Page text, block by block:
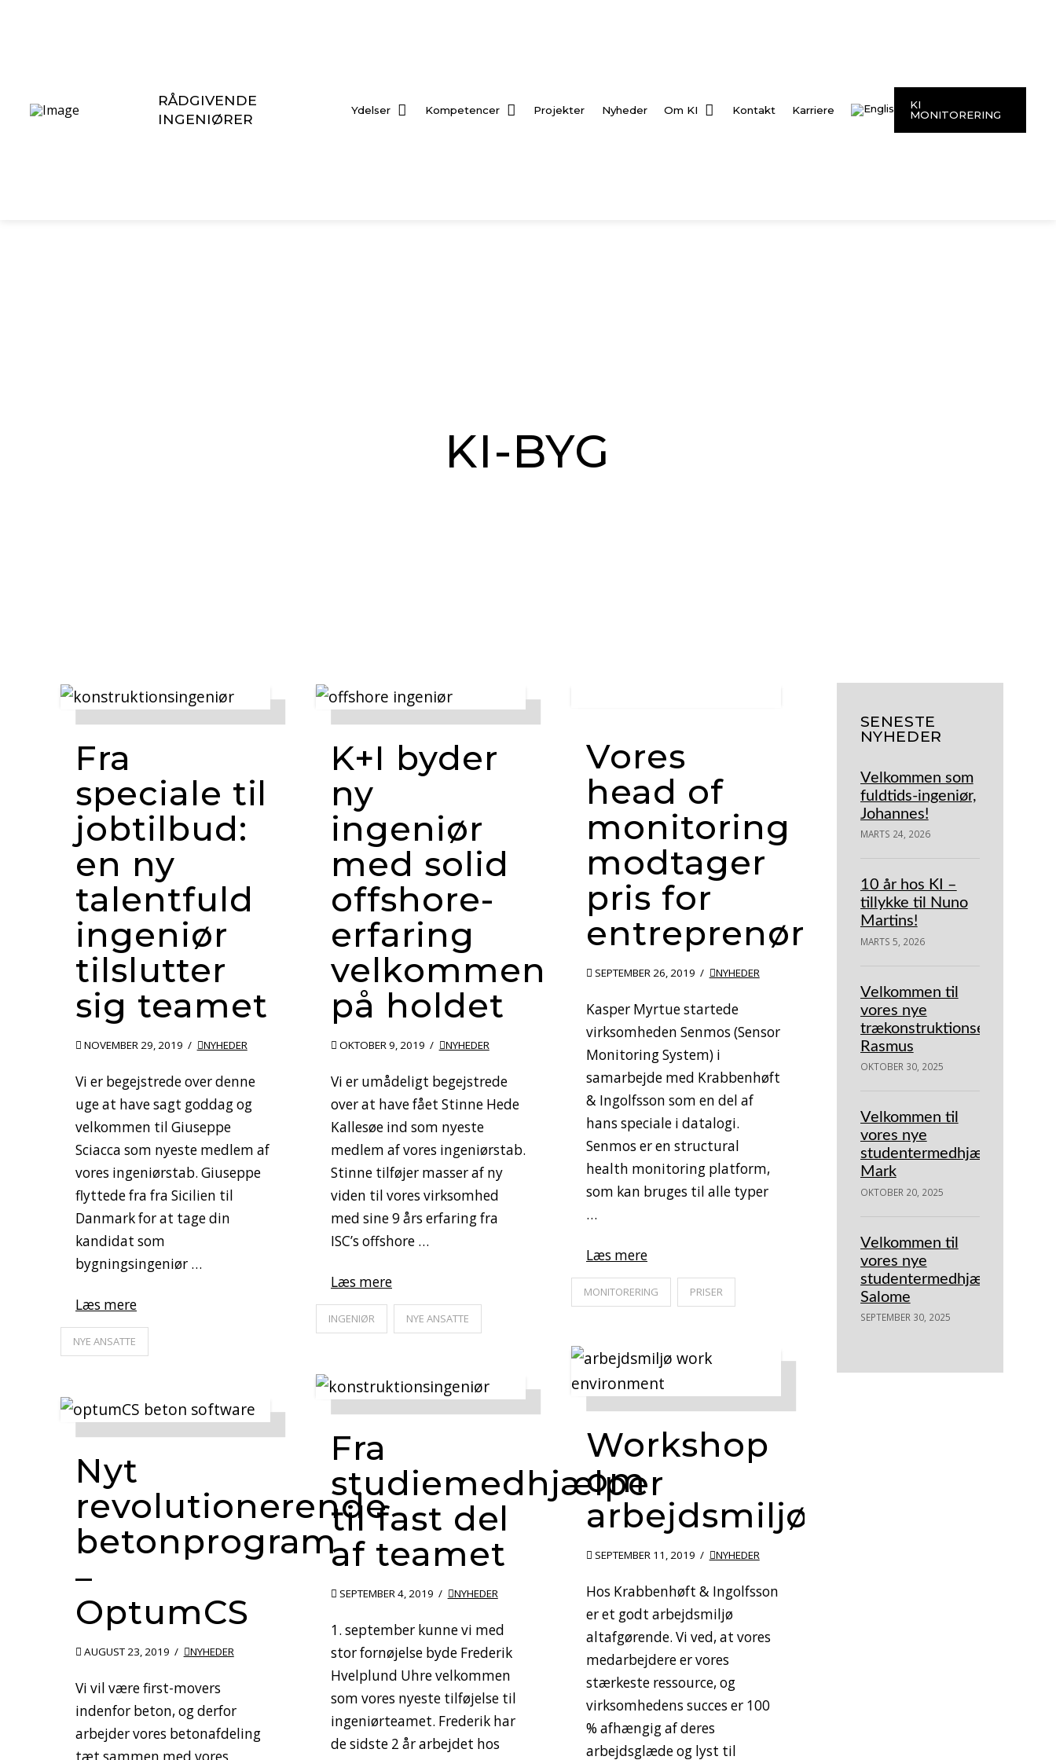
RÅDGIVENDE
INGENIØRER
Ydelser Kompetencer Projekter Nyheder Om KI Kontakt Karriere
KI
MONITORERING
KI-BYG
Fra
speciale til
jobtilbud:
en ny
talentfuld
ingeniør
tilslutter
sig teamet
NOVEMBER 29, 2019 NYHEDER
Vi er begejstrede over denne
uge at have sagt goddag og
velkommen til Giuseppe
Sciacca som nyeste medlem af
vores ingeniørstab. Giuseppe
flyttede fra fra Sicilien til
Danmark for at tage din
kandidat som
bygningsingeniør …
Læs mere
NYE ANSATTE
K+I byder
ny
ingeniør
med solid
offshore-
erfaring
velkommen
på holdet
OKTOBER 9, 2019 NYHEDER
Vi er umådeligt begejstrede
over at have fået Stinne Hede
Kallesøe ind som nyeste
medlem af vores ingeniørstab.
Stinne tilføjer masser af ny
viden til vores virksomhed
med sine 9 års erfaring fra
ISC’s offshore …
Læs mere
INGENIØR NYE ANSATTE
Vores
head of
monitoring
modtager
pris for
entreprenørskab
SEPTEMBER 26, 2019 NYHEDER
Kasper Myrtue startede
virksomheden Senmos (Sensor
Monitoring System) i
samarbejde med Krabbenhøft
& Ingolfsson som en del af
hans speciale i datalogi.
Senmos er en structural
health monitoring platform,
som kan bruges til alle typer
…
Læs mere
MONITORERING PRISER
Workshop
om
arbejdsmiljø
SEPTEMBER 11, 2019 NYHEDER
Hos Krabbenhøft & Ingolfsson
er et godt arbejdsmiljø
altafgørende. Vi ved, at vores
medarbejdere er vores
stærkeste ressource, og
virksomhedens succes er 100
% afhængig af deres
arbejdsglæde og lyst til
Fra
studiemedhjælper
til fast del
af teamet
SEPTEMBER 4, 2019 NYHEDER
1. september kunne vi med
stor fornøjelse byde Frederik
Hvelplund Uhre velkommen
som vores nyeste tilføjelse til
ingeniørteamet. Frederik har
de sidste 2 år arbejdet hos
Nyt
revolutionerende
betonprogram
–
OptumCS
AUGUST 23, 2019 NYHEDER
Vi vil være first-movers
indenfor beton, og derfor
arbejder vores betonafdeling
tæt sammen med vores
SENESTE
NYHEDER
Velkommen som
fuldtids-ingeniør,
Johannes!
MARTS 24, 2026
10 år hos KI –
tillykke til Nuno
Martins!
MARTS 5, 2026
Velkommen til
vores nye
trækonstruktionsekspert
Rasmus
OKTOBER 30, 2025
Velkommen til
vores nye
studentermedhjælper
Mark
OKTOBER 20, 2025
Velkommen til
vores nye
studentermedhjælper
Salome
SEPTEMBER 30, 2025